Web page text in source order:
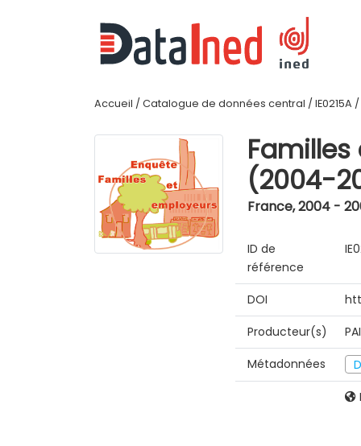
Accueil / Catalogue de données central / IE0215A /
(2004-
France,2004 -
ID de
référence
DOI
Producteur(s)
Métadonnées